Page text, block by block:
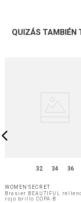
QUIZÁS TAMBIÉN
32 34 36
WOMEN'SECRET
Brasier BEAUTIFUL
rojo brillo COPA-B